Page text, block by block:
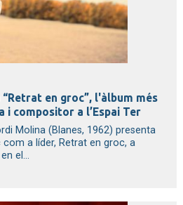
en groc”, l'àlbum més
i compositor a l’Espai Ter
Molina (Blanes, 1962) presenta
a líder, Retrat en groc, a
el...